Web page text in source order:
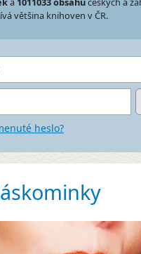
většina knihoven v ČR.
heslo?